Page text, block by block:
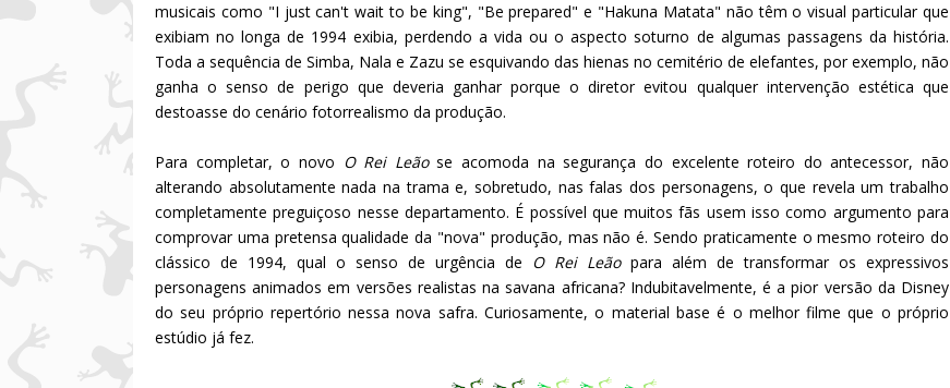
musicais como "I just can't wait to be king", "Be prepared" e "Hakuna Matata" não têm o visual particular que
exibiam no longa de 1994 exibia, perdendo a vida ou o aspecto soturno de algumas passagens da história.
Toda a sequência de Simba, Nala e Zazu se esquivando das hienas no cemitério de elefantes, por exemplo, não
ganha o senso de perigo que deveria ganhar porque o diretor evitou qualquer intervenção estética que
destoasse do cenário fotorrealismo da produção.
Para completar, o novo O Rei Leãose acomoda na segurança do excelente roteiro do antecessor, não
alterando absolutamente nada na trama e, sobretudo, nas falas dos personagens, o que revela um trabalho
completamente preguiçoso nesse departamento. É possível que muitos fãs usem isso como argumento para
comprovar uma pretensa qualidade da "nova" produção, mas não é. Sendo praticamente o mesmo roteiro do
clássico de 1994, qual o senso de urgência de O Rei Leão para além de transformar os expressivos
personagens animados em versões realistas na savana africana? Indubitavelmente, é a pior versão da Disney
do seu próprio repertório nessa nova safra. Curiosamente, o material base é o melhor filme que o próprio
estúdio já fez.